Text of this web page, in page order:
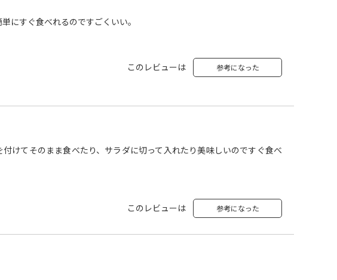
にすぐ食べれるのですごくいい。
このレビューは 参考になった
けてそのまま食べたり、サラダに切って入れたり美味しいのですぐ食べ
このレビューは 参考になった